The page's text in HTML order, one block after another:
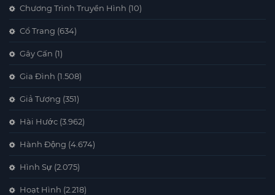
Chương Trình Truyền Hình (10)
Cổ Trang (634)
Gây Cấn (1)
Gia Đình (1.508)
Giả Tượng (351)
Hài Hước (3.962)
Hành Động (4.674)
Hình Sự (2.075)
Hoạt Hình (2.218)